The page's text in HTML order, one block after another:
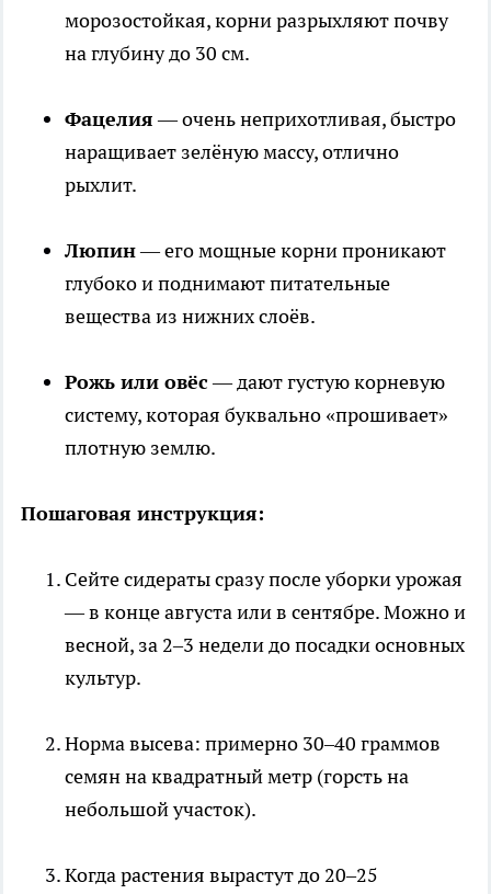
морозостойкая, корни разрыхляют почву
на глубину до 30 см.
Фацелия— очень неприхотливая, быстро
наращивает зелёную массу, отлично
рыхлит.
Люпин— его мощные корни проникают
глубоко и поднимают питательные
вещества из нижних слоёв.
Рожь или овёс— дают густую корневую
систему, которая буквально «прошивает»
плотную землю.
Пошаговая инструкция:
Сейте сидераты сразу после уборки урожая
— в конце августа или в сентябре. Можно и
весной, за 2–3 недели до посадки основных
культур.
Норма высева: примерно 30–40 граммов
семян на квадратный метр (горсть на
небольшой участок).
Когда растения вырастут до 20–25